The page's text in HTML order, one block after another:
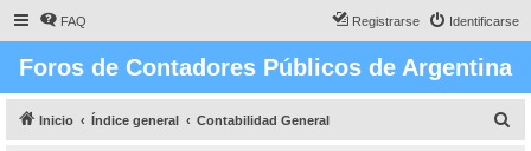
FAQ Identificarse
Registrarse
Foros de Contadores Públicos de Argentina
Inicio Índice general Contabilidad General